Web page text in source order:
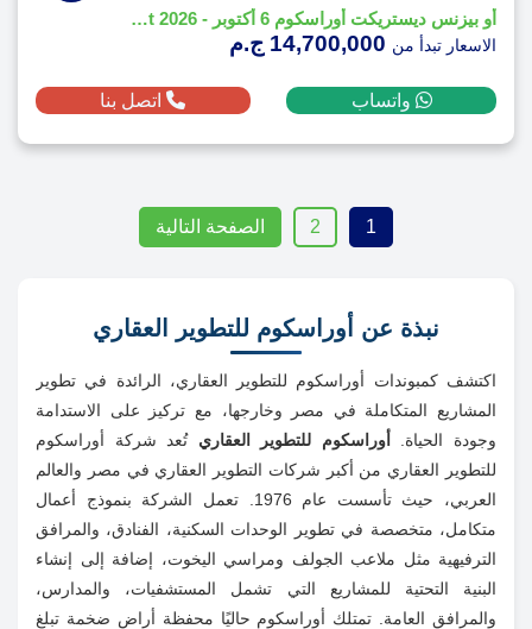
أو بيزنس ديستريكت أوراسكوم 6 أكتوبر - O Business District 2026
الاسعار تبدأ من
واتساب اتصل بنا
1
2 الصفحة التالية
نبذة عن أوراسكوم للتطوير العقاري
اكتشف كمبوندات أوراسكوم للتطوير العقاري، الرائدة في تطوير
المشاريع المتكاملة في مصر وخارجها، مع تركيز على الاستدامة
وجودة الحياة.
أوراسكوم للتطوير العقاري
تُعد شركة أوراسكوم
للتطوير العقاري من أكبر شركات التطوير العقاري في مصر والعالم
العربي، حيث تأسست عام 1976. تعمل الشركة بنموذج أعمال
متكامل، متخصصة في تطوير الوحدات السكنية، الفنادق، والمرافق
الترفيهية مثل ملاعب الجولف ومراسي اليخوت، إضافة إلى إنشاء
البنية التحتية للمشاريع التي تشمل المستشفيات، والمدارس،
والمرافق العامة.
تمتلك أوراسكوم حاليًا محفظة أراضٍ ضخمة تبلغ